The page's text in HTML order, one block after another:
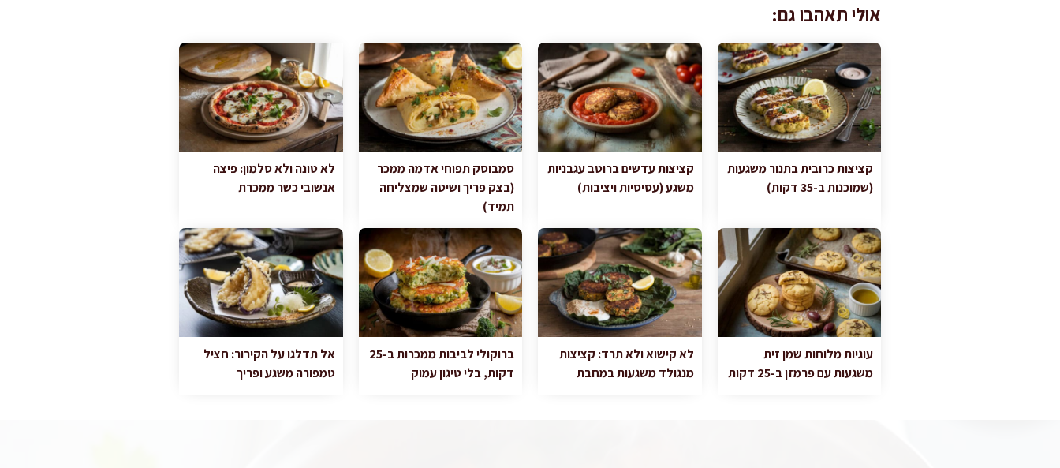
אולי תאהבו גם:
קציצות כרובית בתנור משגעות
(שמוכנות ב-35 דקות)
קציצות עדשים ברוטב עגבניות
משגע (עסיסיות ויציבות)
סמבוסק תפוחי אדמה ממכר
(בצק פריך ושיטה שמצליחה
תמיד)
לא טונה ולא סלמון: פיצה
אנשובי כשר ממכרת
עוגיות מלוחות שמן זית
משגעות עם פרמזן ב-25 דקות
לא קישוא ולא תרד: קציצות
מנגולד משגעות במחבת
ברוקולי לביבות ממכרות ב-25
דקות, בלי טיגון עמוק
אל תדלגו על הקירור: חציל
טמפורה משגע ופריך